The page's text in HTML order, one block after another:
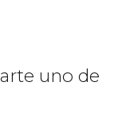
uno de